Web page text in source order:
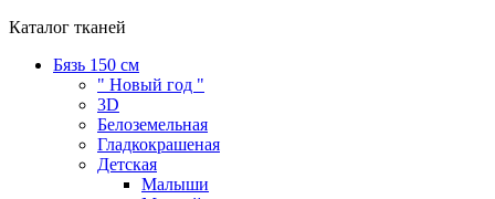
Каталог тканей
Бязь 150 см
" Новый год "
3D
Белоземельная
Гладкокрашеная
Детская
Малыши